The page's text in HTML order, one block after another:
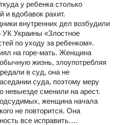
у ребенка столько
и вдобавок рахит.
внутренних дел возбудили
УК Украины «Злостное
по уходу за ребенком».
на горе-мать. Женщина
жизнь, злоупотребляя
в суд, она не
суда, поэтому меру
невыезде сменили на арест.
женщина начала
не повторится. Она
все исправить….